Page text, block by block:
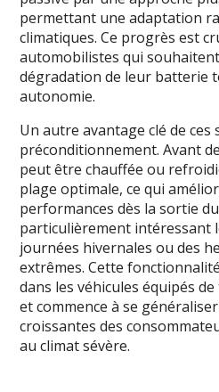
permettant une adaptation
climatiques. Ce progrès est
automobilistes qui
dégradation de leur batterie
autonomie.
Un autre avantage clé de ces
préconditionnement. Avant
peut être chauffée ou
plage optimale, ce qui
performances dès la sortie
particulièrement intéressant
journées hivernales ou des
extrêmes. Cette
dans les véhicules équipés
et commence à se
croissantes des
au climat sévère.